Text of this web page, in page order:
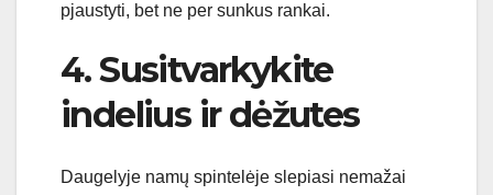
pjaustyti, bet ne per sunkus rankai.
4. Susitvarkykite
indelius ir dėžutes
Daugelyje namų spintelėje slepiasi nemažai